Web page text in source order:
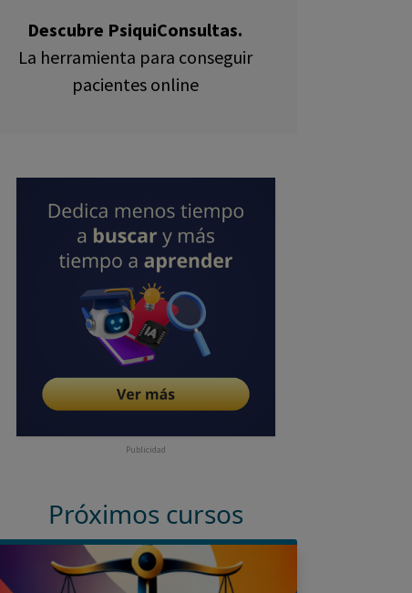
Descubre PsiquiConsultas.
La herramienta para conseguir
pacientes online
Publicidad
Próximos cursos